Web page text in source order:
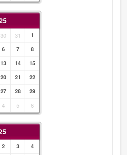
30 31
1
6 7
8
13 14
15
20 21
22
27 28
29
4 5 6
2 3 4